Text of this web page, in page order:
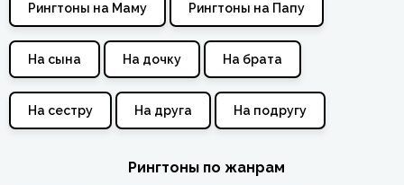
Рингтоны на Маму Рингтоны на Папу
На сына На дочку На брата
На сестру На друга На подругу
Рингтоны по жанрам